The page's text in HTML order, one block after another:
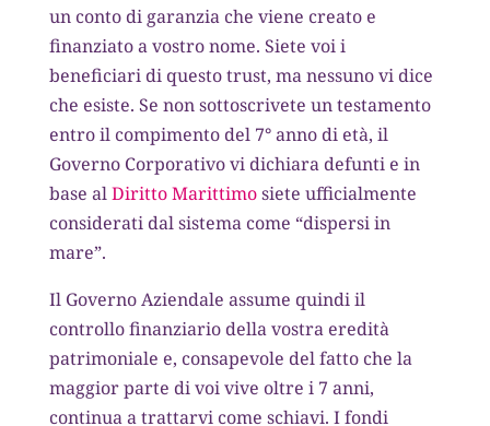
un conto di garanzia che viene creato e
finanziato a vostro nome. Siete voi i
beneficiari di questo trust, ma nessuno vi dice
che esiste. Se non sottoscrivete un testamento
entro il compimento del 7° anno di età, il
Governo Corporativo vi dichiara defunti e in
base alDiritto Marittimosiete ufficialmente
considerati dal sistema come “dispersi in
mare”.
Il Governo Aziendale assume quindi il
controllo finanziario della vostra eredità
patrimoniale e, consapevole del fatto che la
maggior parte di voi vive oltre i 7 anni,
continua a trattarvi come schiavi. I fondi